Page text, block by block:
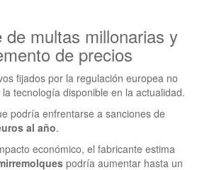
de multas millonarias y
de precios
fijados por la regulación europea no
tecnología disponible en la actualidad.
podría enfrentarse a sanciones de
al año.
económico, el fabricante estima
podría aumentar hasta un